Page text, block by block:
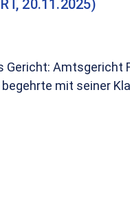
20.11.2025)
Gericht: Amtsgericht
mit seiner